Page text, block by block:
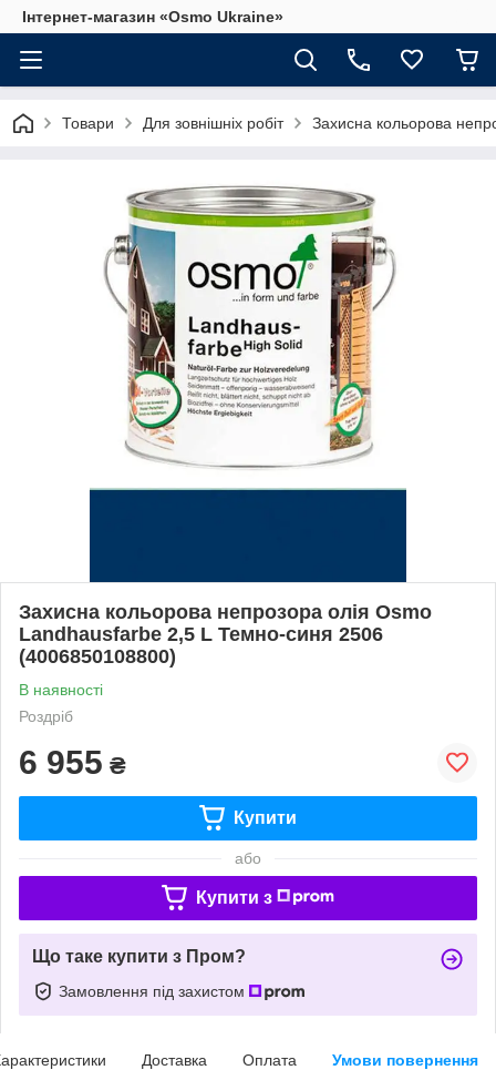
Інтернет-магазин «Osmo Ukraine»
Товари Для зовнішніх робіт Захисна кольорова
Захисна кольорова непрозора олія Osmo
Landhausfarbe 2,5 L Темно-синя 2506
(4006850108800)
В наявності
Роздріб
6 955 ₴
Купити
або
Купити з
Що таке купити з Пром?
Замовлення під захистом
Доставка Оплата Умови повернення